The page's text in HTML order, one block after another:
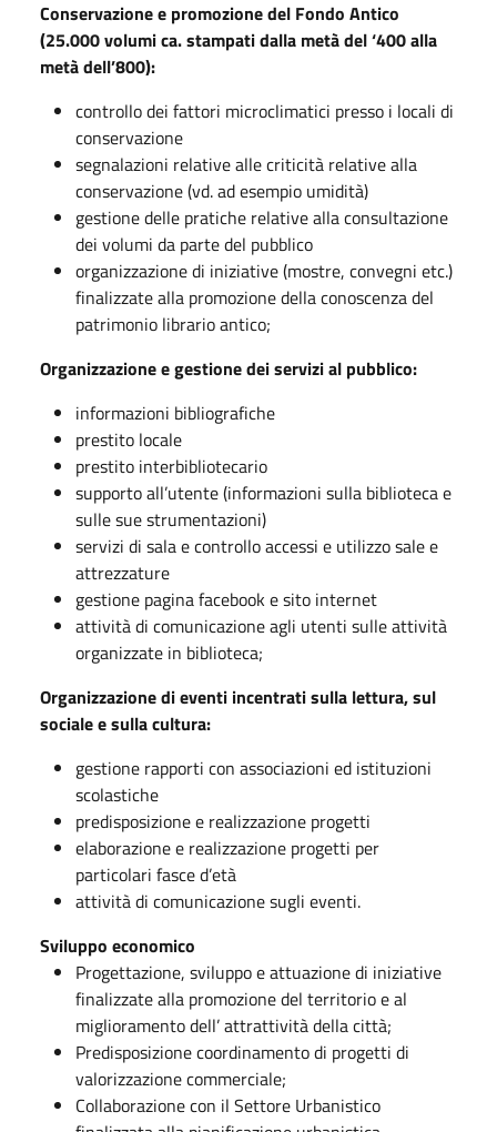
Conservazione e promozione del Fondo Antico
(25.000 volumi ca. stampati dalla metà del ‘400 alla
metà dell’800):
controllo dei fattori microclimatici presso i locali di
conservazione
segnalazioni relative alle criticità relative alla
conservazione (vd. ad esempio umidità)
gestione delle pratiche relative alla consultazione
dei volumi da parte del pubblico
organizzazione di iniziative (mostre, convegni etc.)
finalizzate alla promozione della conoscenza del
patrimonio librario antico;
Organizzazione e gestione dei servizi al pubblico:
informazioni bibliografiche
prestito locale
prestito interbibliotecario
supporto all’utente (informazioni sulla biblioteca e
sulle sue strumentazioni)
servizi di sala e controllo accessi e utilizzo sale e
attrezzature
gestione pagina facebook e sito internet
attività di comunicazione agli utenti sulle attività
organizzate in biblioteca;
Organizzazione di eventi incentrati sulla lettura, sul
sociale e sulla cultura:
gestione rapporti con associazioni ed istituzioni
scolastiche
predisposizione e realizzazione progetti
elaborazione e realizzazione progetti per
particolari fasce d’età
attività di comunicazione sugli eventi.
Sviluppo economico
Progettazione, sviluppo e attuazione di iniziative
finalizzate alla promozione del territorio e al
miglioramento dell’ attrattività della città;
Predisposizione coordinamento di progetti di
valorizzazione commerciale;
Collaborazione con il Settore Urbanistico